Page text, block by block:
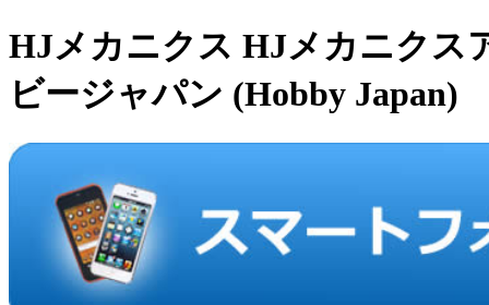
HJメカニクス HJメカニクス
ビージャパン (Hobby Japan)